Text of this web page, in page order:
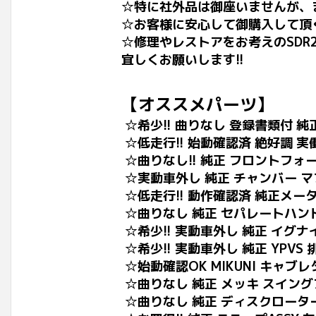
☆特に社外品は御座いませんが
☆お客様に安心して御購入して
☆修理やレストアをお考えの
宜しくお願いします!!
【オススメパーツ】
☆希少!! 曲りなし 登録書類付 純
☆低走行!! 始動確認済 絶好調 実
☆曲りなし!! 純正 フロントフォ
☆実動車外し 純正 チャンバー
☆低走行!! 動作確認済 純正メー
☆曲りなし 純正 セパレートハ
☆希少!! 実動車外し 純正 イグナ
☆希少!! 実動車外し 純正 YPVS
☆始動確認OK MIKUNI キャブレ
☆曲りなし 純正 メッキ スイング
☆曲りなし 純正 ディスクロータ